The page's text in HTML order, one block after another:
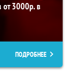
от 3000р. в
ПОДРОБНЕЕ